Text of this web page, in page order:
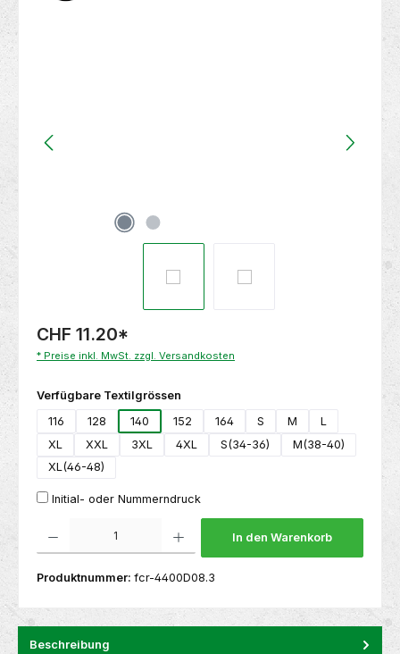
CHF 11.20*
* Preise inkl. MwSt. zzgl. Versandkosten
Verfügbare Textilgrössen
116
128 140 152 164 S M
L
XL
XXL 3XL 4XL S(34-36)
M(38-40)
XL(46-48)
Initial- oder Nummerndruck
In den Warenkorb
Produktnummer: fcr-4400D08.3
Beschreibung